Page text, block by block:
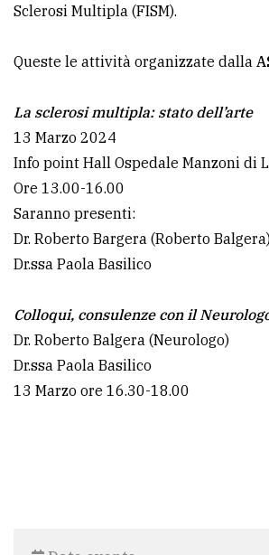
Sclerosi Multipla (FISM).
Queste le attività organizzate dalla
La sclerosi multipla: stato dell’arte
13 Marzo 2024
Info point Hall Ospedale Manzoni di
Ore 13.00-16.00
Saranno presenti:
Dr. Roberto Bargera (Roberto
Dr.ssa Paola Basilico
Colloqui, consulenze con il
Dr. Roberto Balgera (Neurologo)
Dr.ssa Paola Basilico
13 Marzo ore 16.30-18.00